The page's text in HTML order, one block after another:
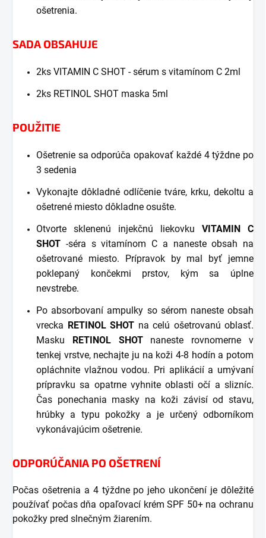
ošetrenia.
SADA OBSAHUJE
2ks VITAMIN C SHOT - sérum s vitamínom C 2ml
2ks RETINOL SHOT maska 5ml
POUŽITIE
Ošetrenie sa odporúča opakovať každé 4 týždne po
3 sedenia
Vykonajte dôkladné odlíčenie tváre, krku, dekoltu a
ošetrené miesto dôkladne osušte.
Otvorte sklenenú injekčnú liekovku VITAMIN C
SHOT -séra s vitamínom C a naneste obsah na
ošetrované miesto. Prípravok by mal byť jemne
poklepaný končekmi prstov, kým sa úplne
nevstrebe.
Po absorbovaní ampulky so sérom naneste obsah
vrecka RETINOL SHOT na celú ošetrovanú oblasť.
Masku
RETINOL SHOTnaneste rovnomerne v
tenkej vrstve, nechajte ju na koži 4-8 hodín a potom
opláchnite vlažnou vodou. Pri aplikácií a umývaní
prípravku sa opatrne vyhnite oblasti očí a slizníc.
Čas ponechania masky na koži závisí od stavu,
hrúbky a typu pokožky a je určený odborníkom
vykonávajúcim ošetrenie.
ODPORÚČANIA PO OŠETRENÍ
Počas ošetrenia a 4 týždne po jeho ukončení je dôležité
používať počas dňa opaľovací krém SPF 50+ na ochranu
pokožky pred slnečným žiarením.